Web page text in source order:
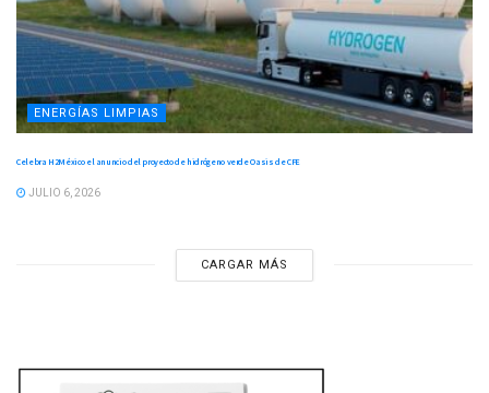
ENERGÍAS LIMPIAS
Celebra H2México el anuncio del proyecto de hidrógeno verde Oasis de CFE
JULIO 6, 2026
CARGAR MÁS